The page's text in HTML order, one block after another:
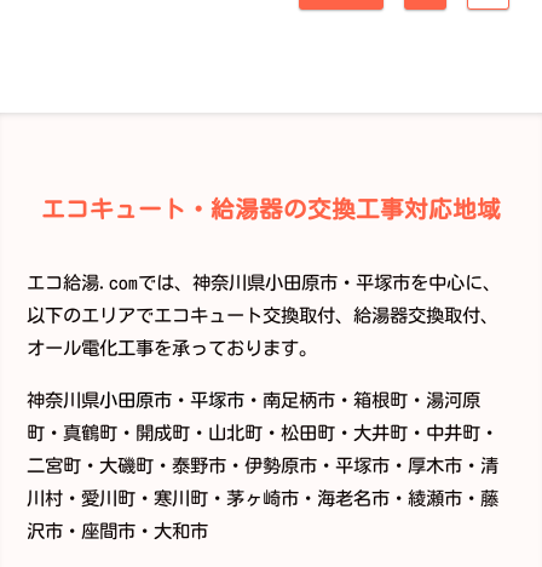
エコキュート・給湯器の交換工事対応地域
エコ給湯.comでは、神奈川県小田原市・平塚市を中心に、
以下のエリアでエコキュート交換取付、給湯器交換取付、
オール電化工事を承っております。
神奈川県小田原市 ・平塚市 ・南足柄市・箱根町・湯河原
町・真鶴町・開成町・山北町・松田町・大井町・中井町・
二宮町・大磯町・泰野市・伊勢原市・平塚市・厚木市・清
川村・愛川町・寒川町・茅ヶ崎市・海老名市・綾瀬市・藤
沢市・座間市・大和市